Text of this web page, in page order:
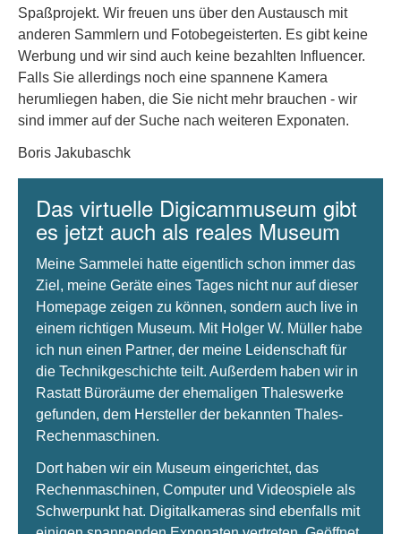
Spaßprojekt. Wir freuen uns über den Austausch mit
anderen Sammlern und Fotobegeisterten. Es gibt keine
Werbung und wir sind auch keine bezahlten Influencer.
Falls Sie allerdings noch eine spannene Kamera
herumliegen haben, die Sie nicht mehr brauchen - wir
sind immer auf der Suche nach weiteren Exponaten.
Boris Jakubaschk
Das virtuelle Digicammuseum gibt
es jetzt auch als reales Museum
Meine Sammelei hatte eigentlich schon immer das
Ziel, meine Geräte eines Tages nicht nur auf dieser
Homepage zeigen zu können, sondern auch live in
einem richtigen Museum. Mit Holger W. Müller habe
ich nun einen Partner, der meine Leidenschaft für
die Technikgeschichte teilt. Außerdem haben wir in
Rastatt Büroräume der ehemaligen Thaleswerke
gefunden, dem Hersteller der bekannten Thales-
Rechenmaschinen.
Dort haben wir ein Museum eingerichtet, das
Rechenmaschinen, Computer und Videospiele als
Schwerpunkt hat. Digitalkameras sind ebenfalls mit